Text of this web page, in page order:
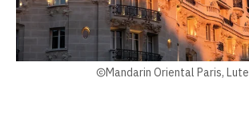
ⒸMandarin Oriental Paris,